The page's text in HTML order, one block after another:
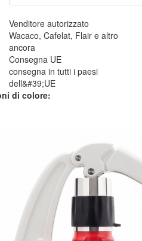
Venditore autorizzato
Wacaco, Cafelat, Flair e altro
ancora
Consegna UE
consegna in tutti i paesi
dell&#39;UE
di colore: